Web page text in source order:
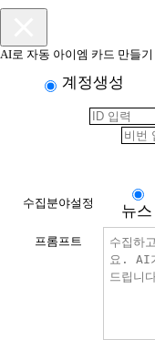
AI로 자동 아이엠 카드 만들기
계정생성
수집분야설정 뉴스
프롬프트